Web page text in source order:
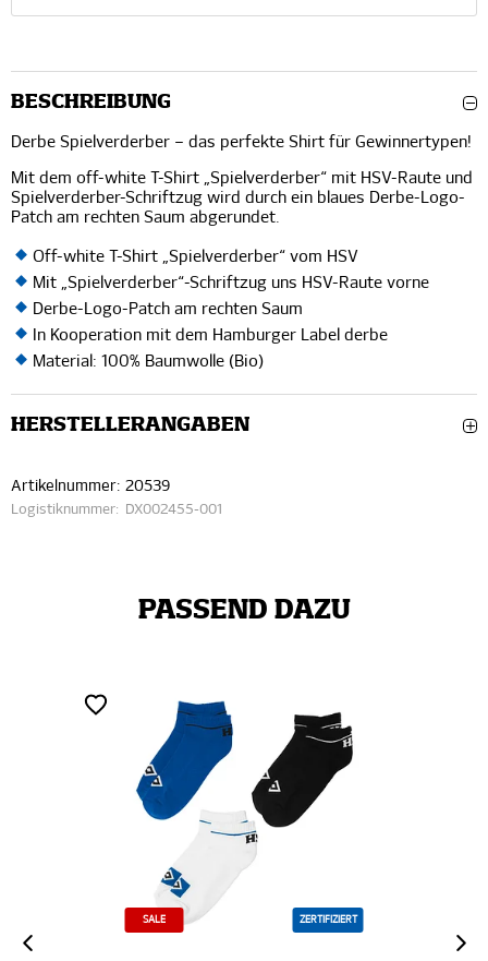
BESCHREIBUNG
Derbe Spielverderber – das perfekte Shirt für Gewinnertypen!
Mit dem off-white T-Shirt „Spielverderber“ mit HSV-Raute und
Spielverderber-Schriftzug wird durch ein blaues Derbe-Logo-
Patch am rechten Saum abgerundet.
Off-white T-Shirt „Spielverderber“ vom HSV
Mit „Spielverderber“-Schriftzug uns HSV-Raute vorne
Derbe-Logo-Patch am rechten Saum
In Kooperation mit dem Hamburger Label derbe
Material: 100% Baumwolle (Bio)
HERSTELLERANGABEN
Artikelnummer: 20539
Logistiknummer: DX002455-001
PASSEND DAZU
SALE ZERTIFIZIERT